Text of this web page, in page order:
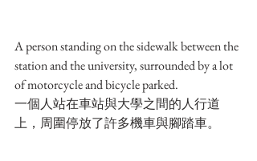
A person standing on the sidewalk between the
station and the university, surrounded by a lot
of motorcycle and bicycle parked.
一個人站在車站與大學之間的人行道
上，周圍停放了許多機車與腳踏車。